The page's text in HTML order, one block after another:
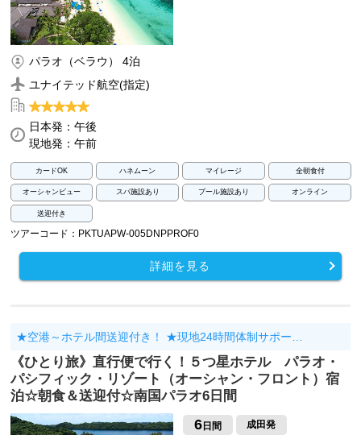
パラオ（ベラウ） 4泊
ユナイテッド航空(指定)
日本発：午後
現地発：午前
カードOK ハネムーン マイレージ 全朝食付
オーシャンビュー スパ施設あり プール施設あり オンライン
送迎付き
ツアーコード：PKTUAPW-005DNPPROF0
詳細を見る
★空港～ホテル間送迎付き！ ★現地24時間体制サポー…
《ひとり旅》直行便で行く！５つ星ホテル パラオ・
パシフィック・リゾート（オーシャン・フロント）宿
泊☆朝食＆送迎付☆南国パラオ6日間
6日間 成田発